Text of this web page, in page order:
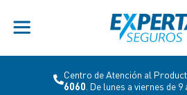
Centro de Atención al
6060 . De lunes a viernes de 9